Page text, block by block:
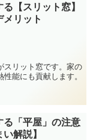
【スリット窓】
メリット
スリット窓です。家の
能にも貢献します。
る「平屋」の注意
解説】